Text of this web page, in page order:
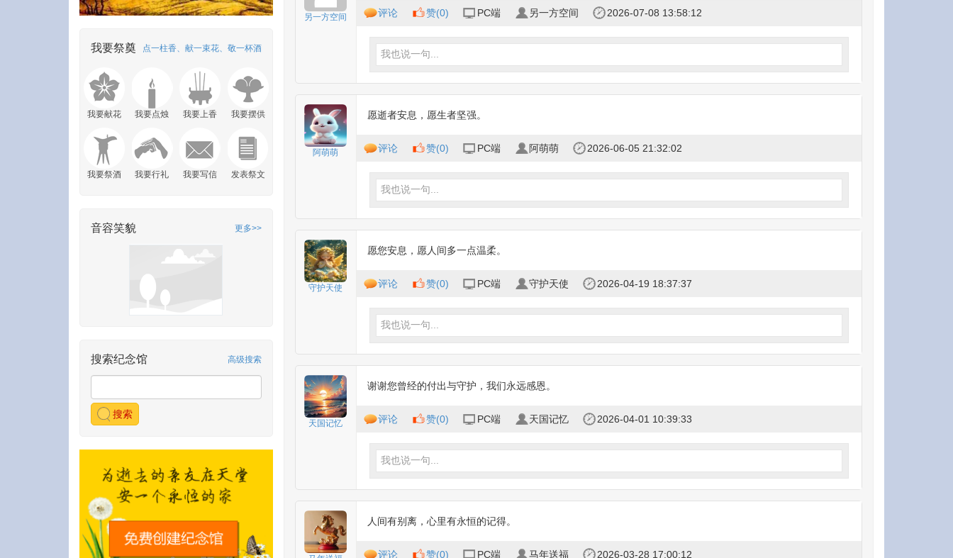
我要祭奠 点一柱香、献一束花、敬一杯酒
我要献花 我要点烛 我要上香 我要摆供
我要祭酒 我要行礼 我要写信 发表祭文
音容笑貌 更多>>
搜索纪念馆 高级搜索
搜索
另一方空间 评论 赞(0) PC端 另一方空间 2026-07-08 13:58:12
我也说一句...
阿萌萌
愿逝者安息，愿生者坚强。
评论 赞(0) PC端 阿萌萌 2026-06-05 21:32:02
我也说一句...
守护天使
愿您安息，愿人间多一点温柔。
评论 赞(0) PC端 守护天使 2026-04-19 18:37:37
我也说一句...
天国记忆
谢谢您曾经的付出与守护，我们永远感恩。
评论 赞(0) PC端 天国记忆 2026-04-01 10:39:33
我也说一句...
人间有别离，心里有永恒的记得。
评论 赞(0) PC端 马年送福 2026-03-28 17:00:12